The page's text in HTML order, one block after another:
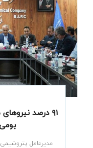
۹۱ درصد